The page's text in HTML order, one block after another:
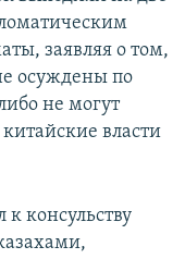
заявляя о том,
осуждены по
не могут
власти
консульству